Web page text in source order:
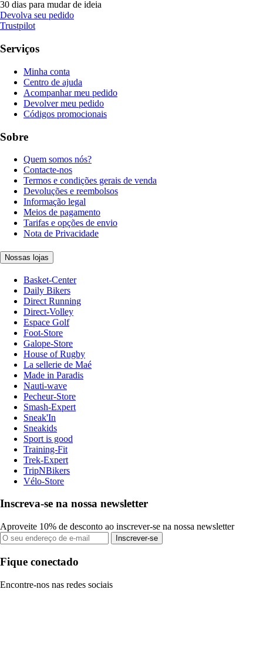
30 dias para mudar de ideia
Devolva seu pedido
Trustpilot
Serviços
Minha conta
Centro de ajuda
Acompanhar meu pedido
Devolver meu pedido
Códigos promocionais
Sobre
Quem somos nós?
Contacte-nos
Termos e condições gerais de venda
Devoluções e reembolsos
Informação legal
Meios de pagamento
Tarifas e opções de envio
Nota de Privacidade
Nossas lojas
Basket-Center
Daily Bikers
Direct Running
Direct-Volley
Espace Golf
Foot-Store
Galope-Store
House of Rugby
La sellerie de Maé
Made in Paradis
Nauti-wave
Pecheur-Store
Smash-Expert
Sneak'In
Sneakids
Sport is good
Training-Fit
Trek-Expert
TripNBikers
Vélo-Store
Inscreva-se na nossa newsletter
Aproveite 10% de desconto ao inscrever-se na nossa newsletter
Inscrever-se
Fique conectado
Encontre-nos nas redes sociais